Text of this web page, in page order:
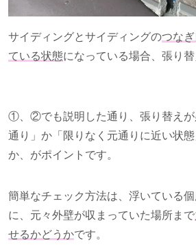
サイディングとサイディングのつな
ている状態になっている場合、張り替
①、②でも説明した通り、張り替えが
通り」か「限りなく元通りに近い状
か、がポイントです。
簡単なチェック方法は、浮いている
に、元々外壁が収まっていた場所まで
せるかどうかです。